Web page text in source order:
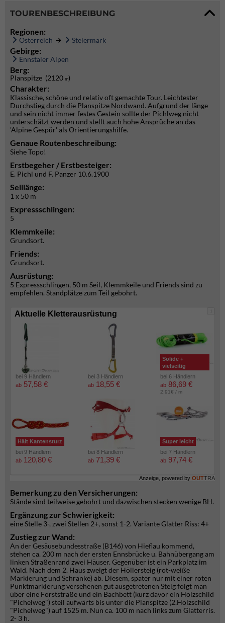
TOURENBESCHREIBUNG
Regionen:
Österreich Steiermark
Gebirge:
Ennstaler Alpen
Berg:
Planspitze (2120 m)
Charakter:
Klassische, schöne und relativ oft gemachte Tour. Leichtester
Durchstieg durch die Planspitze Nordwand. Aufgrund der länge
und sein nicht immer festes Gestein sollte der Pichlweg nicht
unterschätzt werden und stellt auch hohe Ansprüche an das
'Alpine Gespür' als Orientierungshilfe.
Genaue Routenbeschreibung:
Siehe Topo!
Erstbegeher / Erstbesteiger:
E. Pichl und F. Panzer 10.6.1900
Seillänge:
1 x 50 m
Expressschlingen:
5
Klemmkeile:
Grundsort.
Friends:
Grundsort.
Ausrüstung:
5 Expressschlingen, 50 m Seil, Klemmkeile und Friends sind zu
empfehlen. Standplätze zum Teil gebohrt.
i
Aktuelle Kletterausrüstung
bei 9 Händlern
ab 57,58 €
bei 3 Händlern
ab 18,55 €
Solide +
vielseitig
bei 6 Händlern
ab 86,69 €
2.91€ / m
Hält Kantensturz
bei 9 Händlern
ab 120,80 €
bei 8 Händlern
ab 71,39 €
Super leicht
bei 7 Händlern
ab 97,74 €
Anzeige, powered by OUTTRA
Bemerkung zu den Versicherungen:
Stände sind teilweise gebohrt und dazwischen stecken wenige BH.
Ergänzung zur Schwierigkeit:
eine Stelle 3-, zwei Stellen 2+, sonst 1-2. Variante Glatter Riss: 4+
Zustieg zur Wand:
An der Gesäusebundesstraße (B146) von Hieflau kommend,
stehen ca. 200 m nach der ersten Ennsbrücke u. Bahnübergang am
linken Straßenrand zwei Häuser. Gegenüber ist ein Parkplatz im
Wald. Nach dem 2. Haus zweigt der Höllersteig (rot-weiße
Markierung und Schranke) ab. Diesem, später nur mit einer roten
Punktmarkierung versehenen gut ausgetretenen Steig folgt man
über eine Forststraße und ein Bachbett (kurz davor ein Holzschild
"Pichelweg") steil aufwärts bis unter die Planspitze (2.Holzschild
"Pichelweg") auf 1525 m. Nun ca. 100 m nach links zum Glatterris.
2- 3 h.